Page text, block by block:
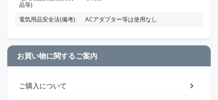
品等)
電気用品安全法(備考) ACアダプター等は使用なし
お買い物に関するご案内
ご購入について